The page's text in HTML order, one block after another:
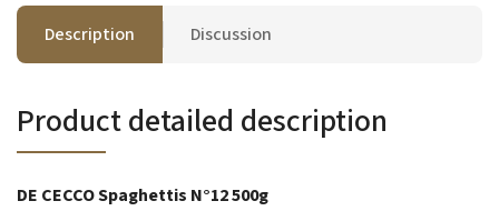
Description Discussion
Product detailed description
DE CECCO Spaghettis N°12 500g